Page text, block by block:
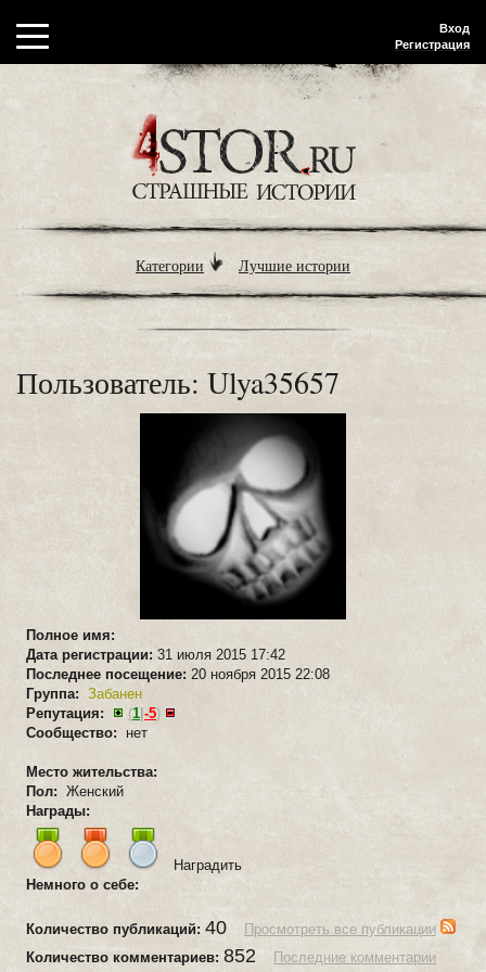
Вход
Регистрация
Категории Лучшие истории
Пользователь: Ulya35657
Полное имя:
Дата регистрации: 31 июля 2015 17:42
Последнее посещение: 20 ноября 2015 22:08
Группа: Забанен
Репутация:
(1 -5)
Сообщество: нет
Место жительства:
Пол: Женский
Награды:
Наградить
Немного о себе:
Количество публикаций: 40
Просмотреть все публикации
Количество комментариев: 852 Последние комментарии